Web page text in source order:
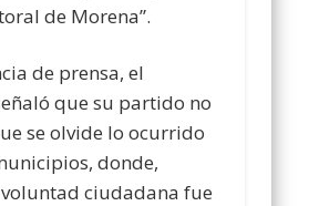
de Morena”.
de prensa, el
que su partido no
se olvide lo ocurrido
donde,
ciudadana fue